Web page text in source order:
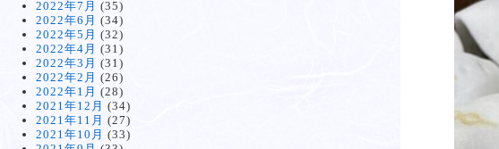
2022年7月 (35)
2022年6月 (34)
2022年5月 (32)
2022年4月 (31)
2022年3月 (31)
2022年2月 (26)
2022年1月 (28)
2021年12月 (34)
2021年11月 (27)
2021年10月 (33)